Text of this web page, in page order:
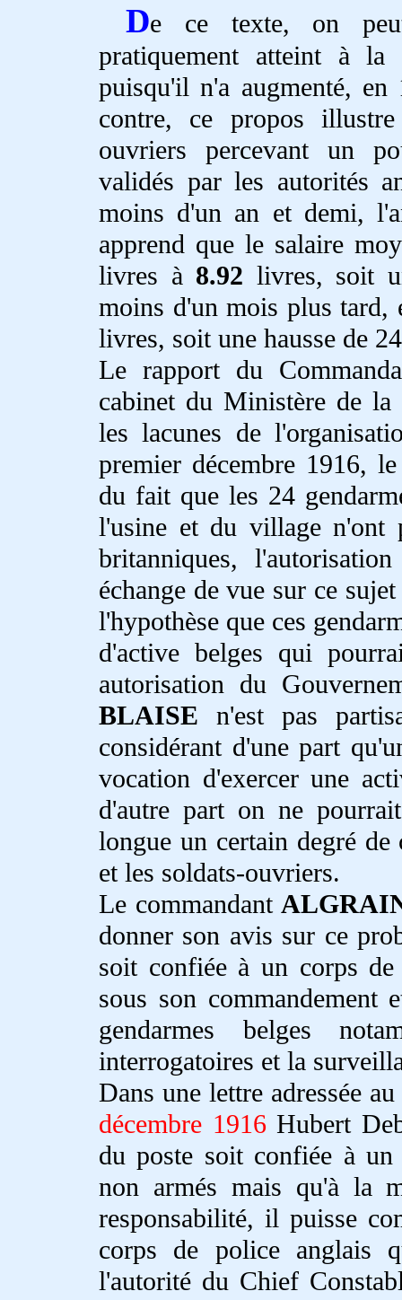
De ce texte, on
pratiquement atteint à
puisqu'il n'a augmenté,
contre, ce propos
ouvriers percevant un
validés par les autorités
moins d'un an et demi,
apprend que le salaire
livres à 8.92 livres, soit
moins d'un mois plus
livres, soit une hausse de
Le rapport du
cabinet du Ministère de la
les lacunes de
premier décembre 1916,
du fait que les 24
l'usine et du village n'ont
britanniques,
échange de vue sur ce
l'hypothèse que ces
d'active belges qui
autorisation du
BLAISE n'est pas
considérant d'une part
vocation d'exercer une
d'autre part on ne
longue un certain degré
et les soldats-ouvriers.
Le commandant
donner son avis sur ce
soit confiée à un corps
sous son commandement
gendarmes belges
interrogatoires et la
Dans une lettre adressée
décembre 1916 Hubert
du poste soit confiée à un
non armés mais qu'à la
responsabilité, il puisse
corps de police anglais
l'autorité du Chief